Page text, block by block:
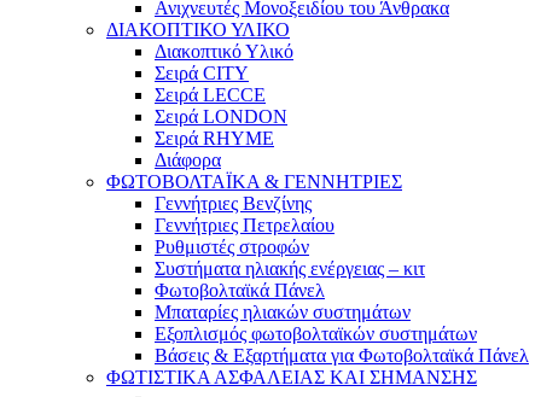
Ανιχνευτές Μονοξειδίου του Άνθρακα
ΔΙΑΚΟΠΤΙΚΟ ΥΛΙΚΟ
Διακοπτικό Υλικό
Σειρά CITY
Σειρά LECCE
Σειρά LONDON
Σειρά RHYME
Διάφορα
ΦΩΤΟΒΟΛΤΑΪΚΑ & ΓΕΝΝΗΤΡΙΕΣ
Γεννήτριες Βενζίνης
Γεννήτριες Πετρελαίου
Ρυθμιστές στροφών
Συστήματα ηλιακής ενέργειας – κιτ
Φωτοβολταϊκά Πάνελ
Μπαταρίες ηλιακών συστημάτων
Εξοπλισμός φωτοβολταϊκών συστημάτων
Βάσεις & Εξαρτήματα για Φωτοβολταϊκά Πάνελ
ΦΩΤΙΣΤΙΚΑ ΑΣΦΑΛΕΙΑΣ ΚΑΙ ΣΗΜΑΝΣΗΣ